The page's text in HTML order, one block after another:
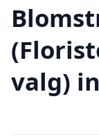
valg)